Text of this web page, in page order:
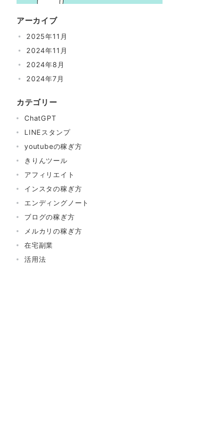
アーカイブ
2025年11月
2024年11月
2024年8月
2024年7月
カテゴリー
ChatGPT
LINEスタンプ
youtubeの稼ぎ方
きりんツール
アフィリエイト
インスタの稼ぎ方
エンディングノート
ブログの稼ぎ方
メルカリの稼ぎ方
在宅副業
活用法